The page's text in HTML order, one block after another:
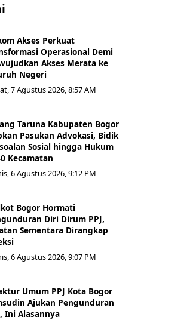
Akses Perkuat
Operasional Demi
Akses Merata ke
Negeri
7 Agustus 2026, 8:57 AM
Taruna Kabupaten Bogor
Pasukan Advokasi, Bidik
Sosial hingga Hukum
Kecamatan
6 Agustus 2026, 9:12 PM
Bogor Hormati
Diri Dirum PPJ,
Sementara Dirangkap
6 Agustus 2026, 9:07 PM
Umum PPJ Kota Bogor
Ajukan Pengunduran
Ini Alasannya